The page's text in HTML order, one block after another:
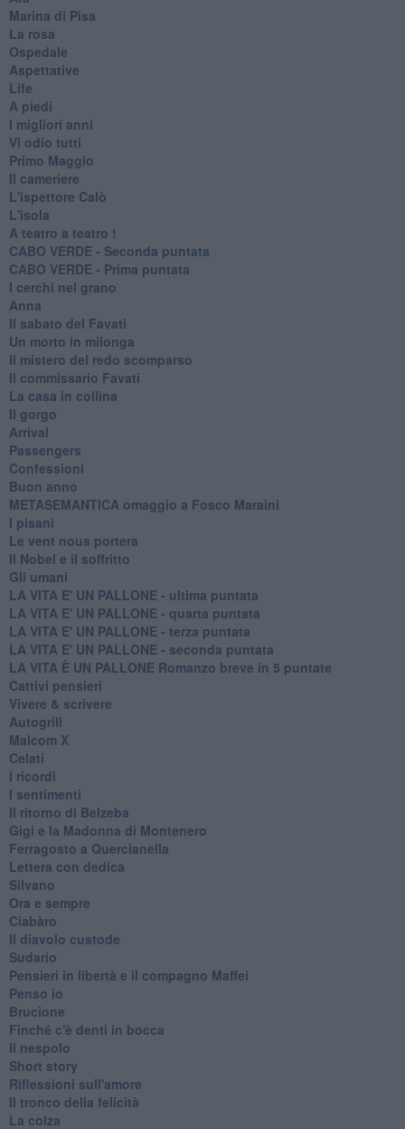
Marina di Pisa
La rosa
Ospedale
Aspettative
Life
A piedi
I migliori anni
Vi odio tutti
Primo Maggio
Il cameriere
L'ispettore Calò
L'isola
A teatro a teatro !
CABO VERDE - Seconda puntata
CABO VERDE - Prima puntata
I cerchi nel grano
Anna
Il sabato del Favati
Un morto in milonga
Il mistero del redo scomparso
Il commissario Favati
La casa in collina
Il gorgo
Arrival
Passengers
Confessioni
Buon anno
METASEMANTICA omaggio a Fosco Maraini
I pisani
Le vent nous portera
Il Nobel e il soffritto
Gli umani
LA VITA E' UN PALLONE - ultima puntata
LA VITA E' UN PALLONE - quarta puntata
LA VITA E' UN PALLONE - terza puntata
LA VITA E' UN PALLONE - seconda puntata
LA VITA È UN PALLONE Romanzo breve in 5 puntate
Cattivi pensieri
Vivere & scrivere
Autogrill
Malcom X
Celati
I ricordi
I sentimenti
Il ritorno di Belzeba
Gigi e la Madonna di Montenero
Ferragosto a Quercianella
Lettera con dedica
Silvano
Ora e sempre
Ciabàro
Il diavolo custode
Sudario
Pensieri in libertà e il compagno Maffei
Penso io
Brucione
Finché c'è denti in bocca
Il nespolo
Short story
Riflessioni sull'amore
Il tronco della felicità
La colza